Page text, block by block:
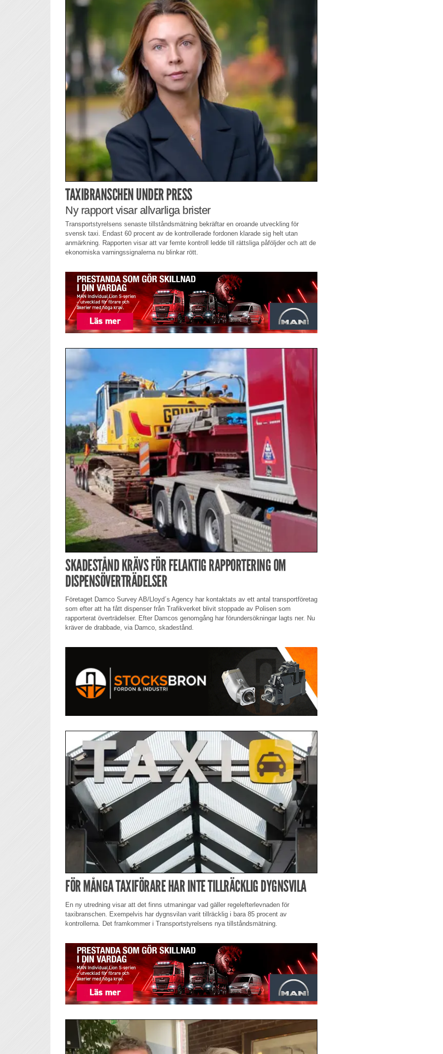
TAXIBRANSCHEN UNDER PRESS
Ny rapport visar allvarliga brister
Transportstyrelsens senaste tillståndsmätning bekräftar en oroande utveckling för
svensk taxi. Endast 60 procent av de kontrollerade fordonen klarade sig helt utan
anmärkning. Rapporten visar att var femte kontroll ledde till rättsliga påföljder och att de
ekonomiska varningssignalerna nu blinkar rött.
SKADESTÅND KRÄVS FÖR FELAKTIG RAPPORTERING OM
DISPENSÖVERTRÄDELSER
Företaget Damco Survey AB/Lloyd´s Agency har kontaktats av ett antal transportföretag
som efter att ha fått dispenser från Trafikverket blivit stoppade av Polisen som
rapporterat överträdelser. Efter Damcos genomgång har förundersökningar lagts ner. Nu
kräver de drabbade, via Damco, skadestånd.
FÖR MÅNGA TAXIFÖRARE HAR INTE TILLRÄCKLIG DYGNSVILA
En ny utredning visar att det finns utmaningar vad gäller regelefterlevnaden för
taxibranschen. Exempelvis har dygnsvilan varit tillräcklig i bara 85 procent av
kontrollerna. Det framkommer i Transportstyrelsens nya tillståndsmätning.